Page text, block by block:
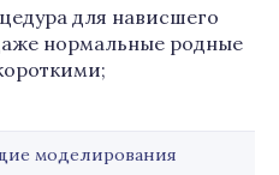
для нависшего
нормальные родные
моделирования